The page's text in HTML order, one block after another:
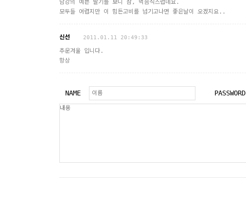
남강의 예쁜 딸기를 보니 참, 먹음직스럽네요.
모두들 어렵지만 이 힘든고비를 넘기고나면 좋은날이 오겠지요..
신선 2011.01.11 20:49:33
추운겨울 입니다.
항상
NAME PASSWORD